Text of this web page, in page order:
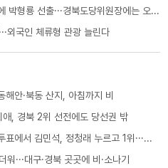
더불어민주당 신임 대구시당위원장에 박형룡 선출···경북도당위원장에는 오중기
외국인 체류형 관광 늘린다
해안·북동 산지, 아침까지 비
애, 경북 2위 선전에도 당선권 밖
더불어민주당 강원·대구·경북 당원 투표에서 김민석, 정청래 누르고 1위···임미애 경북 2위 선전에도 당선권 밖
···대구·경북 곳곳에 비·소나기